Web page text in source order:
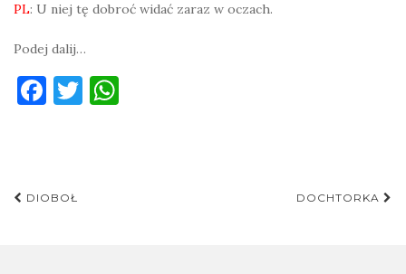
PL: U niej tę dobroć widać zaraz w oczach.
Podej dalij…
F
b
T
Post
DIOBOŁ DOCHTORKA